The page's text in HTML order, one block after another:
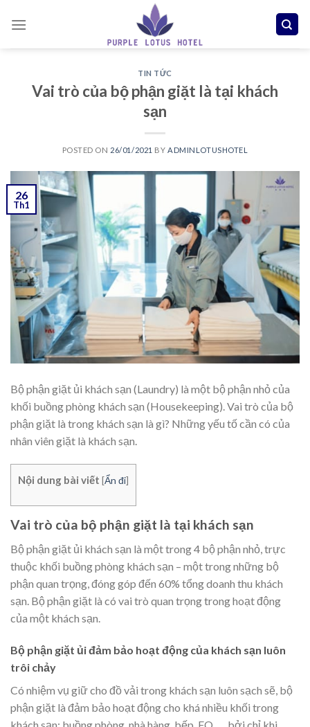
TIN TỨC
Vai trò của bộ phận giặt là tại khách
sạn
POSTED ON 26/01/2021 BY ADMINLOTUSHOTEL
26
Th1
Bộ phận giặt ủi khách sạn (Laundry) là một bộ phận nhỏ của
khối buồng phòng khách sạn (Housekeeping). Vai trò của bộ
phận giặt là trong khách sạn là gì? Những yếu tố cần có của
nhân viên giặt là khách sạn.
Nội dung bài viết [Ẩn đi]
Vai trò của bộ phận giặt là tại khách sạn
Bộ phận giặt ủi khách sạn là một trong 4 bộ phận nhỏ, trực
thuộc khối buồng phòng khách sạn – một trong những bộ
phận quan trọng, đóng góp đến 60% tổng doanh thu khách
sạn. Bộ phận giặt là có vai trò quan trọng trong hoạt động
của một khách sạn.
Bộ phận giặt ủi đảm bảo hoạt động của khách sạn luôn
trôi chảy
Có nhiệm vụ giữ cho đồ vải trong khách sạn luôn sạch sẽ, bộ
phận giặt là đảm bảo hoạt động cho khá nhiều khối trong
khách sạn: buồng phòng, nhà hàng, bếp, FO, … bởi chỉ khi